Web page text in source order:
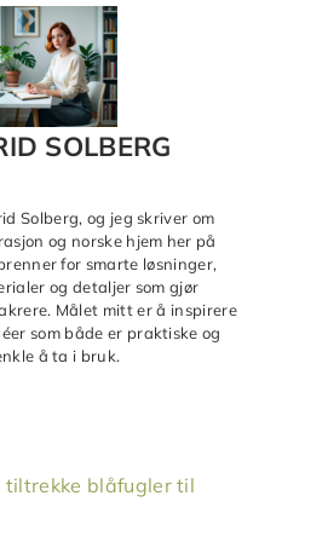
SOLBERG
Solberg, og jeg skriver om
og norske hjem her på
for smarte løsninger,
og detaljer som gjør
Målet mitt er å inspirere
som både er praktiske og
å ta i bruk.
tiltrekke blåfugler til